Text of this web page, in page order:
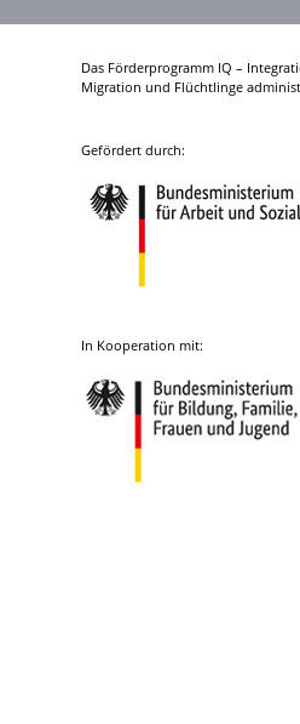
Das Förderprogramm IQ –
Migration und Flüchtlinge
Gefördert durch:
In Kooperation mit: